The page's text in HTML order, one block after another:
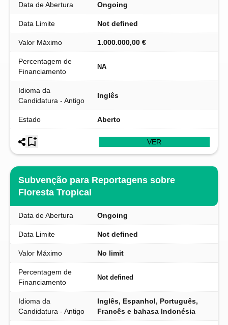
Data de Abertura Ongoing
Data Limite Not defined
Valor Máximo 1.000.000,00 €
Percentagem de
Financiamento
NA
Idioma da
Candidatura - Antigo
Inglês
Estado Aberto
VER
Subvenção para Reportagens sobre
Floresta Tropical
Data de Abertura Ongoing
Data Limite Not defined
Valor Máximo No limit
Percentagem de
Financiamento
Not defined
Idioma da
Candidatura - Antigo
Inglês, Espanhol, Português,
Francês e bahasa Indonésia